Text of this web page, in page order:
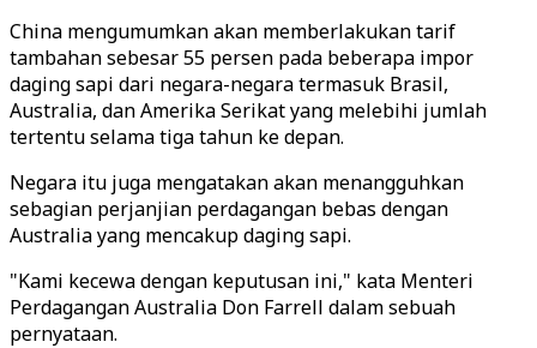
China mengumumkan akan memberlakukan tarif
tambahan sebesar 55 persen pada beberapa impor
daging sapi dari negara-negara termasuk Brasil,
Australia, dan Amerika Serikat yang melebihi jumlah
tertentu selama tiga tahun ke depan.
Negara itu juga mengatakan akan menangguhkan
sebagian perjanjian perdagangan bebas dengan
Australia yang mencakup daging sapi.
"Kami kecewa dengan keputusan ini," kata Menteri
Perdagangan Australia Don Farrell dalam sebuah
pernyataan.